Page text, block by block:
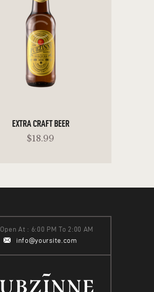
EXTRA CRAFT BEER
$18.99
Open At : 6:00 PM To 2:00 AM
info@yoursite.com